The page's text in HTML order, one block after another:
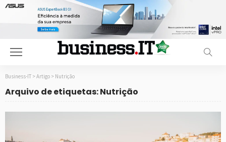
Business-IT > Artigo > Nutrição
Arquivo de etiquetas: Nutrição